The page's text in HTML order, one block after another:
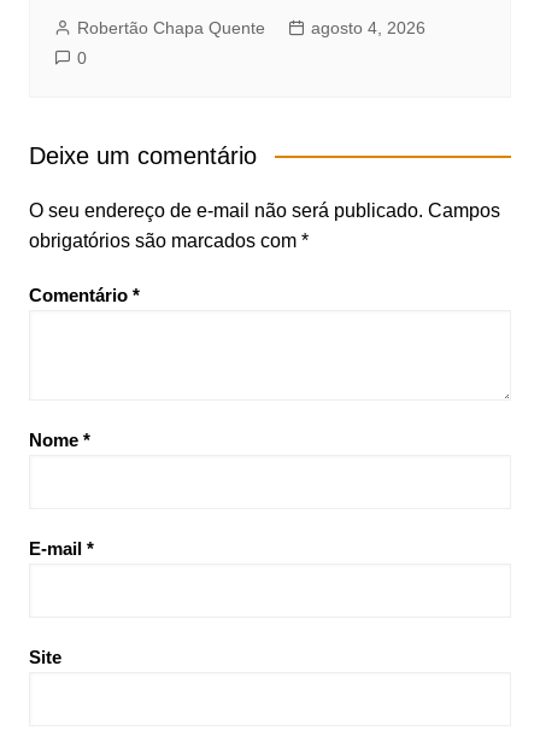
Robertão Chapa Quente
agosto 4, 2026
0
Deixe um comentário
O seu endereço de e-mail não será publicado. Campos
obrigatórios são marcados com *
Comentário *
Nome *
E-mail *
Site